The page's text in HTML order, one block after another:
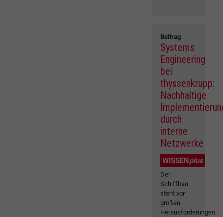
Beitrag
Systems
Engineering
bei
thyssenkrupp:
Nachhaltige
durch
interne
Netzwerke
WISSENplus
Der
Schiffbau
steht vor
großen
Herausforderungen.